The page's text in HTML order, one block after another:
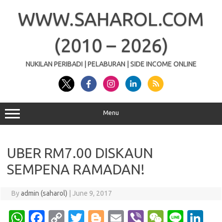
contentWWW.SAHAROL.COM
(2010 – 2026)
NUKILAN PERIBADI | PELABURAN | SIDE INCOME ONLINE
Menu
UBER RM7.00 DISKAUN
SEMPENA RAMADAN!
Byadmin (saharol) June 9, 2017
W
Fa C
T
Bl
E
Vi
W
Li